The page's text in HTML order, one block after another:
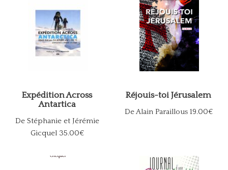
Expédition Across
Antartica
De Stéphanie et Jérémie
Gicquel 35.00€
Réjouis-toi Jérusalem
De Alain Paraillous 19.00€